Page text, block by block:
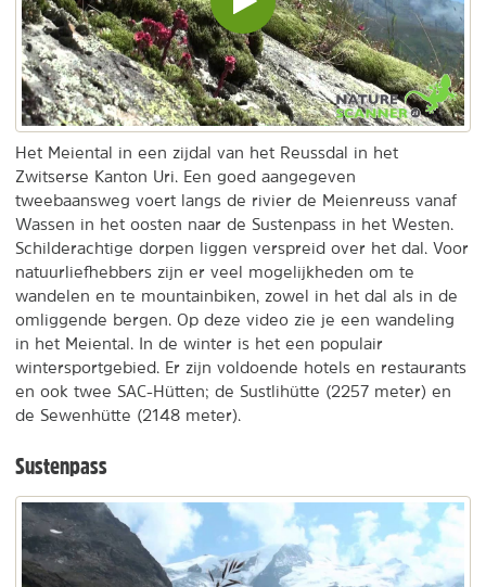
Video
inladen
en
afspelen
Het Meiental in een zijdal van het Reussdal in het
Zwitserse Kanton Uri. Een goed aangegeven
tweebaansweg voert langs de rivier de Meienreuss vanaf
Wassen in het oosten naar de Sustenpass in het Westen.
Schilderachtige dorpen liggen verspreid over het dal. Voor
natuurliefhebbers zijn er veel mogelijkheden om te
wandelen en te mountainbiken, zowel in het dal als in de
omliggende bergen. Op deze video zie je een wandeling
in het Meiental. In de winter is het een populair
wintersportgebied. Er zijn voldoende hotels en restaurants
en ook twee SAC-Hütten; de Sustlihütte (2257 meter) en
de Sewenhütte (2148 meter).
Sustenpass